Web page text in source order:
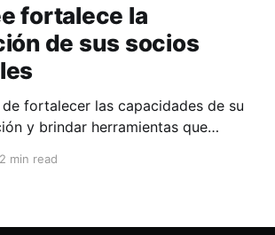
fortalece la
de sus socios
fortalecer las capacidades de su
y brindar herramientas que
llevó a cabo una capacitación
2 min read